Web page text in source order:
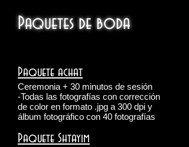
Paquetes de boda
Paquete achat
Ceremonia + 30 minutos de sesión
-Todas las fotografías con corrección
de color en formato .jpg a 300 dpi y
álbum fotográfico con 40 fotografías
Paquete Shtayim